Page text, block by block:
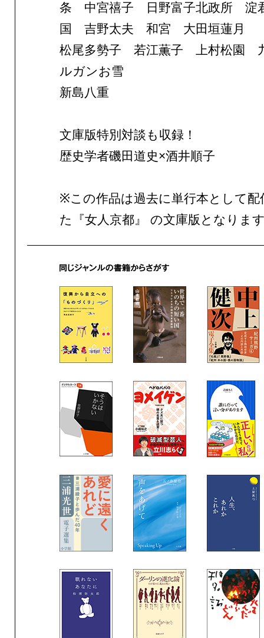
条 中宮禧子 日野富子北政所 淀
国 吉野太夫 和宮 大田垣蓮月
松尾多勢子 若江薫子 上村松園
ルガンお雪
新島八重
文庫版特別対談も収録！
歴史学者磯田道史×酒井順子
※この作品は過去に単行本として配
た『女人京都』 の文庫版となりま